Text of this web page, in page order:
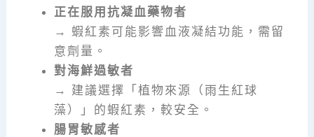
正在服用抗凝血藥物者
→ 蝦紅素可能影響血液凝結功能，需留
意劑量。
對海鮮過敏者
→ 建議選擇「植物來源（雨生紅球
藻）」的蝦紅素，較安全。
腸胃敏感者